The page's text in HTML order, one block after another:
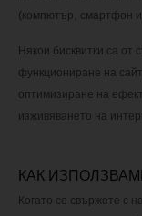
(компютър, смартфон и
Някои бисквитки са от
функциониране на
оптимизиране на
изживяването на
КАК
Когато се свържете с